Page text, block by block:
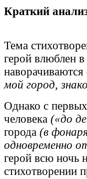
Краткий
Тема
герой влюблен
мой город,
Однако с
человека («до
города (в
одновременно
герой всю ночь
стихотворении